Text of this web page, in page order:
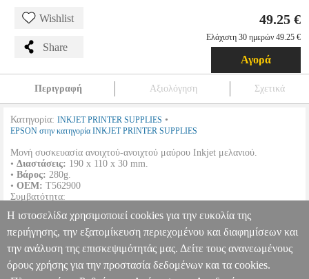
Wishlist
Share
49.25 €
Ελάχιστη 30 ημερών 49.25 €
Αγορά
Περιγραφή Αξιολόγηση Σχετικά
Κατηγορία: INKJET PRINTER SUPPLIES •
EPSON στην κατηγορία INKJET PRINTER SUPPLIES
Μονή συσκευασία ανοιχτού-ανοιχτού μαύρου Inkjet μελανιού.
• Διαστάσεις: 190 x 110 x 30 mm.
• Βάρος: 280g.
• OEM: T562900
Συμβατότητα:
EPSON
Stylus Pro 9800 | Stylus Pro 7800 |
ΓΝΗΣΙΟ ΜΕΛΑΝΙ EPSON LIGHT LIGHT BLACK - 110ML ΜΕ
OEM : T562900ANA.EPS00187 ANA.EPS00187 EPSON
INKJET PRINTER SUPPLIES
Κατηγορία: INKJET PRINTER
Η ιστοσελίδα χρησιμοποιεί cookies για την ευκολία της
περιήγησης, την εξατομίκευση περιεχομένου και διαφημίσεων και
την ανάλυση της επισκεψιμότητάς μας. Δείτε τους ανανεωμένους
όρους χρήσης για την προστασία δεδομένων και τα cookies.